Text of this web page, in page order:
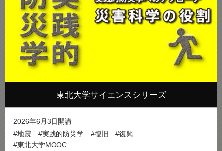
東北大学サイエンスシリーズ
2026年6月3日開講
#地震
#実践的防災学 #復旧
#復興
#東北大学MOOC